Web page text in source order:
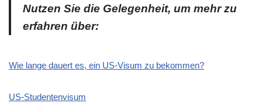
Nutzen Sie die Gelegenheit, um mehr zu
erfahren über:
Wie lange dauert es, ein US-Visum zu bekommen?
US-Studentenvisum